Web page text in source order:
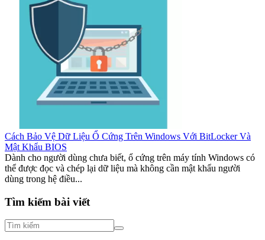
Cách Bảo Vệ Dữ Liệu Ổ Cứng Trên Windows Với BitLocker Và
Mật Khẩu BIOS
Dành cho người dùng chưa biết, ổ cứng trên máy tính Windows có
thể được đọc và chép lại dữ liệu mà không cần mật khẩu người
dùng trong hệ điều...
Tìm kiếm bài viết